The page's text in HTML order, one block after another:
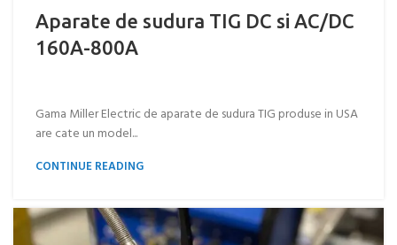
Aparate de sudura TIG DC si AC/DC
160A-800A
Gama Miller Electric de aparate de sudura TIG produse in USA
are cate un model...
CONTINUE READING